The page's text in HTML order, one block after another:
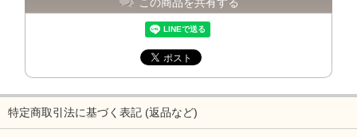
特定商取引法に基づく表記 (返品など)